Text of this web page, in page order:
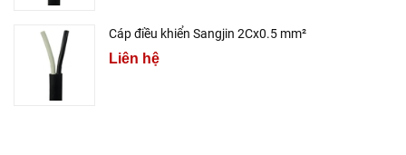
Cáp điều khiển Sangjin 2Cx0.5 mm²
Liên hệ